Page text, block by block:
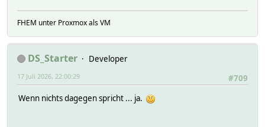
FHEM unter Proxmox als VM
DS_Starter
Developer
#709
17 Juli 2026, 22:00:29
Wenn nichts dagegen spricht ... ja.